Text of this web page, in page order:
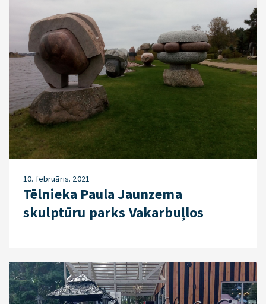
10. februāris. 2021
Tēlnieka Paula Jaunzema
skulptūru parks Vakarbuļlos